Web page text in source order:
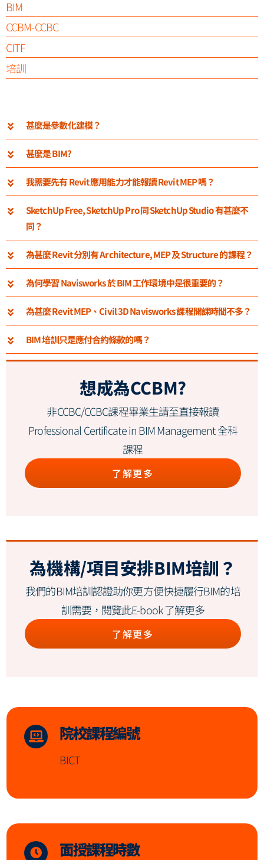
BIM
CCBM-CCBC
CITF
培訓
甚麼是參數化建模？
甚麼是 BIM?
我需要先有 Revit 應用能力才能報讀 Revit MEP 嗎？
SketchUp Free, SketchUp Pro 同 SketchUp Studio 有甚麼不
同？
為甚麼 Revit 分別有 Architecture, MEP 及 Structure 的課程？
為何學習 Navisworks 於 BIM 工作環境中是很重要的？
為甚麼 Revit MEP、Civil 3D Navisworks 課程開課時間不多？
BIM 培訓只是應付合約條款的嗎？
想成為CCBM?
非CCBC/CCBC課程畢業生請至直接報讀
Professional Certificate in BIM Management 全科
課程
了解更多
為機構/項目安排BIM培訓？
我們的BIM培訓認證助你更方便快捷履行BIM的培
訓需要，閱覽此E-book 了解更多
了解更多
院校課程編號
BICT
面授課程時數